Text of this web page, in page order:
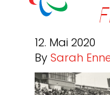
Heinz
12. Mai 2020
By Sarah